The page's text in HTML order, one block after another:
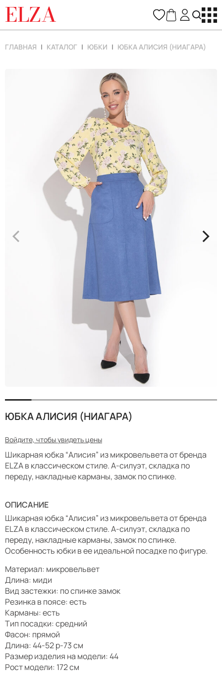
ELZA
ГЛАВНАЯ КАТАЛОГ ЮБКИ ЮБКА АЛИСИЯ (НИАГАРА)
< >
ЮБКА АЛИСИЯ (НИАГАРА)
Войдите, чтобы увидеть цены
Шикарная юбка “Алисия” из микровельвета от бренда
ELZA в классическом стиле. А-силуэт, складка по
переду, накладные карманы, замок по спинке.
ОПИСАНИЕ
Шикарная юбка “Алисия” из микровельвета от бренда
ELZA в классическом стиле. А-силуэт, складка по
переду, накладные карманы, замок по спинке.
Особенность юбки в ее идеальной посадке по фигуре.
Материал: микровельвет
Длина: миди
Вид застежки: по спинке замок
Резинка в поясе: есть
Карманы: есть
Тип посадки: средний
Фасон: прямой
Длина: 44-52 р-73 см
Размер изделия на модели: 44
Рост модели: 172 см